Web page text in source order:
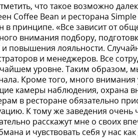
что такое возможно
Coffee Bean и ресторана
принципе. «Все зависит от
внимания подбору,
повышения лояльности.
и менеджеров. Все
уровне. Таким образом,
Кроме того, много внима­ния
камеры наблюдения, охрана
в ресторане обязатель­но
К тому же заведения
расскажут мне о своих
и чувствовать себя у нас